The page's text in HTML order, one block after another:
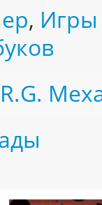
, Игры
R.G.